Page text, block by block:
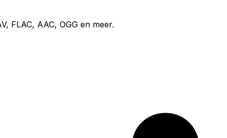
FLAC, AAC, OGG en meer.